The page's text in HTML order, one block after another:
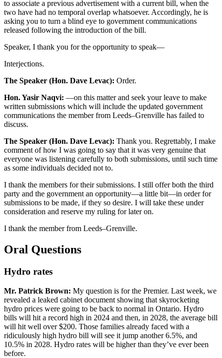
to associate a previous advertisement with a current bill, when the
two have had no temporal overlap whatsoever. Accordingly, he is
asking you to turn a blind eye to government communications
released following the introduction of the bill.
Speaker, I thank you for the opportunity to speak—
Interjections.
The Speaker (Hon. Dave Levac): Order.
Hon. Yasir Naqvi: —on this matter and seek your leave to make
written submissions which will include the updated government
communications the member from Leeds–Grenville has failed to
discuss.
The Speaker (Hon. Dave Levac): Thank you. Regrettably, I make
comment of how I was going to say that it was very genuine that
everyone was listening carefully to both submissions, until such time
as some individuals decided not to.
I thank the members for their submissions. I still offer both the third
party and the government an opportunity—a little bit—in order for
submissions to be made, if they so desire. I will take these under
consideration and reserve my ruling for later on.
I thank the member from Leeds–Grenville.
Oral Questions
Hydro rates
Mr. Patrick Brown: My question is for the Premier. Last week, we
revealed a leaked cabinet document showing that skyrocketing
hydro prices were going to be back to normal in Ontario. Hydro
bills will hit a record high in 2024 and then, in 2028, the average bill
will hit well over $200. Those families already faced with a
ridiculously high hydro bill will see it jump another 6.5%, and
10.5% in 2028. Hydro rates will be higher than they’ve ever been
before.